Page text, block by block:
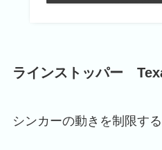
ラインストッパー
シンカーの動きを制限す